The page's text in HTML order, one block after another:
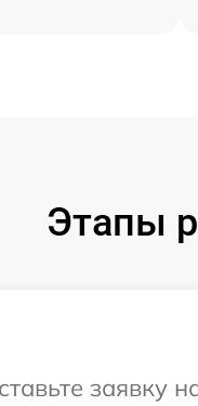
Этапы
заявку